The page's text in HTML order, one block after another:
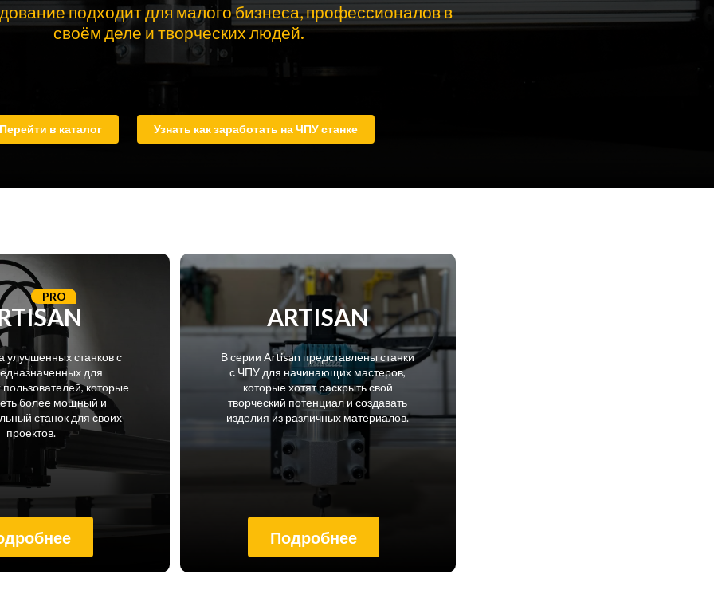
подходит для малого бизнеса, профессионалов в
своём деле и творческих людей.
Перейти в каталог Узнать как заработать на ЧПУ станке
PRO
улучшенных станков с
для
которые
более мощный и
станок для своих
проектов.
ARTISAN
В серии Artisan представлены станки
с ЧПУ для начинающих мастеров,
которые хотят раскрыть свой
творческий потенциал и создавать
изделия из различных материалов.
Подробнее